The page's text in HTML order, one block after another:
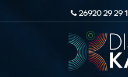
26920 29 29 1